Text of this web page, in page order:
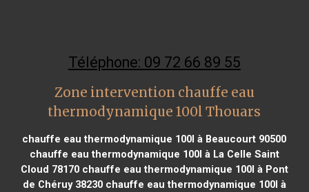
Téléphone: 09 72 66 89 55
Zone intervention chauffe eau
thermodynamique 100l Thouars
chauffe eau thermodynamique 100l à Beaucourt 90500
chauffe eau thermodynamique 100l à La Celle Saint
Cloud 78170chauffe eau thermodynamique 100l à Pont
de Chéruy 38230chauffe eau thermodynamique 100l à